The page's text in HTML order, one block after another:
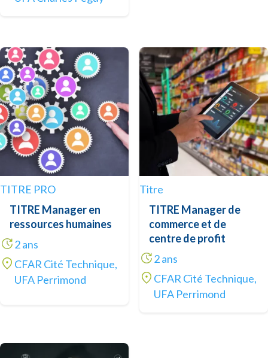
TITRE PRO
TITRE Manager en
ressources humaines
2 ans
CFAR Cité Technique,
UFA Perrimond
Titre
TITRE Manager de
commerce et de
centre de profit
2 ans
CFAR Cité Technique,
UFA Perrimond